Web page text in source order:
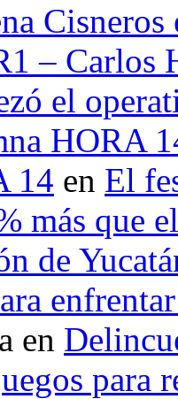
– Carlos
el
HORA
14 en El
más que
de
en
para